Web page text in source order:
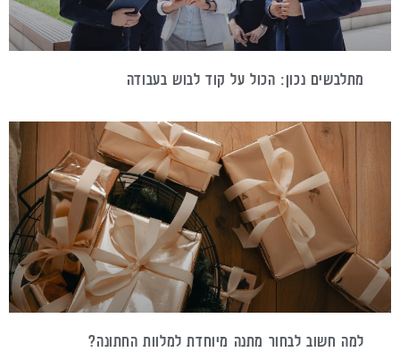
מתלבשים נכון: הכול על קוד לבוש בעבודה
למה חשוב לבחור מתנה מיוחדת למלוות החתונה?